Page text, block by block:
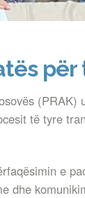
të tyre
e
dhe